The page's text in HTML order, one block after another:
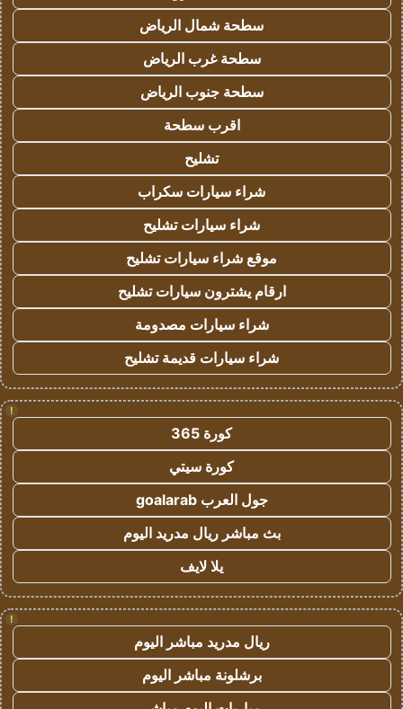
سطحة شمال الرياض
سطحة غرب الرياض
سطحة جنوب الرياض
اقرب سطحة
تشليح
شراء سيارات سكراب
شراء سيارات تشليح
موقع شراء سيارات تشليح
ارقام يشترون سيارات تشليح
شراء سيارات مصدومة
شراء سيارات قديمة تشليح
!
كورة 365
كورة سيتي
جول العرب goalarab
بث مباشر ريال مدريد اليوم
يلا لايف
!
ريال مدريد مباشر اليوم
برشلونة مباشر اليوم